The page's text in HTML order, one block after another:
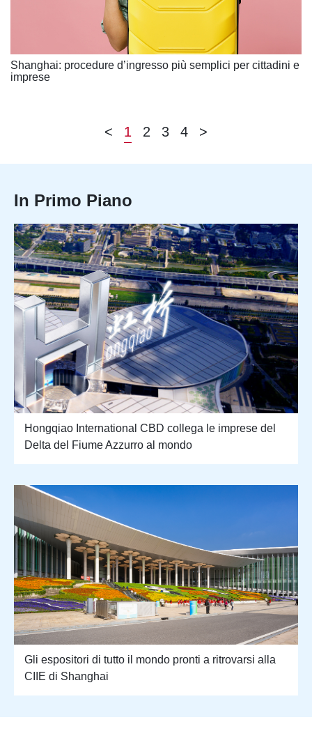
Shanghai: procedure d’ingresso più semplici per cittadini e
imprese
< 1 2 3 4 >
In Primo Piano
Hongqiao International CBD collega le imprese del
Delta del Fiume Azzurro al mondo
Gli espositori di tutto il mondo pronti a ritrovarsi alla
CIIE di Shanghai